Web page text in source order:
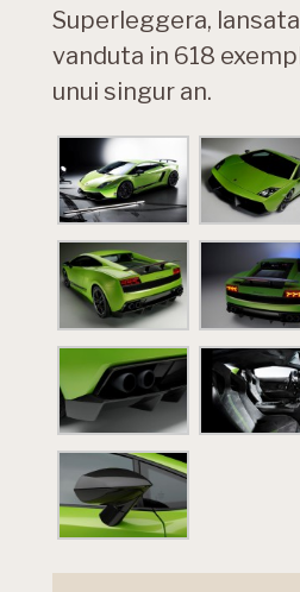
Superleggera,
vanduta in 618
unui singur an.